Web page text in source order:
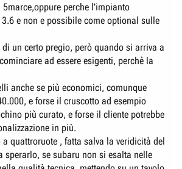
5marce,oppure perche l'impianto
e non e possibile come optional sulle
un certo pregio, però quando si arriva a
ad essere esigenti, perchè la
anche se più economici, comunque
e forse il cruscotto ad esempio
più curato, e forse il cliente potrebbe
in più.
a quattroruote , fatta salva la veridicità del
sperarlo, se subaru non si esalta nelle